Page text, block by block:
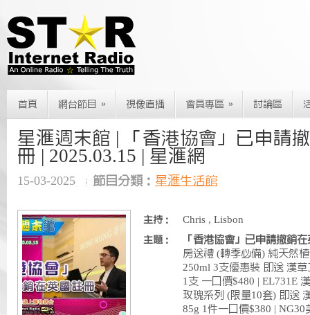
首頁 網台節目 » 視像直播 會員專區 » 討論區
星滙週末館 | 「香港協會」已申請
冊 | 2025.03.15 | 星滙網
15-03-2025 節目分類： 星滙生活館
主持： Chris , Lisbon
主題：
「香港協會」已申請撤銷
房送禮 (轉季必備) 純天然
250ml 3支優惠裝 即送 漢
1支 一口價$480 | EL731E
玫瑰系列 (限量10套) 即送
85g 1件一口價$380 |